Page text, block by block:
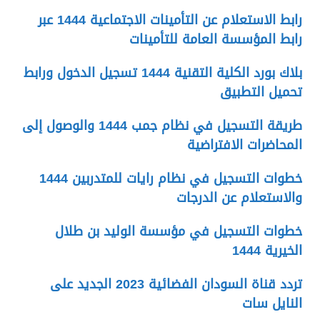
رابط الاستعلام عن التأمينات الاجتماعية 1444 عبر
رابط المؤسسة العامة للتأمينات
بلاك بورد الكلية التقنية 1444 تسجيل الدخول ورابط
تحميل التطبيق
طريقة التسجيل في نظام جمب 1444 والوصول إلى
المحاضرات الافتراضية
خطوات التسجيل في نظام رايات للمتدربين 1444
والاستعلام عن الدرجات
خطوات التسجيل في مؤسسة الوليد بن طلال
الخيرية 1444
تردد قناة السودان الفضائية 2023 الجديد على
النايل سات